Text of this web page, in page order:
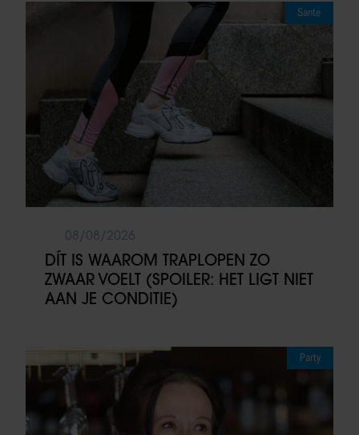
Sante
DÍT IS WAAROM TRAPLOPEN ZO
ZWAAR VOELT (SPOILER: HET LIGT NIET
AAN JE CONDITIE)
Party